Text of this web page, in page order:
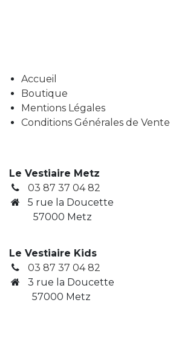
Accueil
Boutique
Mentions Légales
Conditions Générales de Vente
Le Vestiaire Metz
03 87 37 04 82
5 rue la Doucette
57000 Metz
Le Vestiaire Kids
03 87 37 04 82
3 rue la Doucette
​ 57000 Metz